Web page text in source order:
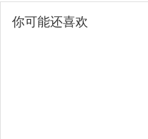
你可能还喜欢